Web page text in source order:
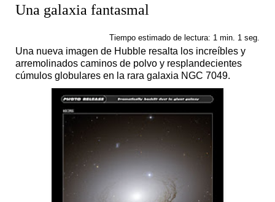
Una galaxia fantasmal
Tiempo estimado de lectura: 1 min. 1 seg.
Una nueva imagen de Hubble resalta los increíbles y
arremolinados caminos de polvo y resplandecientes
cúmulos globulares en la rara galaxia NGC 7049.